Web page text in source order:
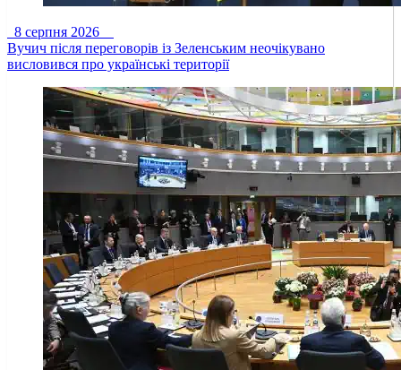
8 серпня 2026
Вучич після переговорів із Зеленським неочікувано
висловився про українські території